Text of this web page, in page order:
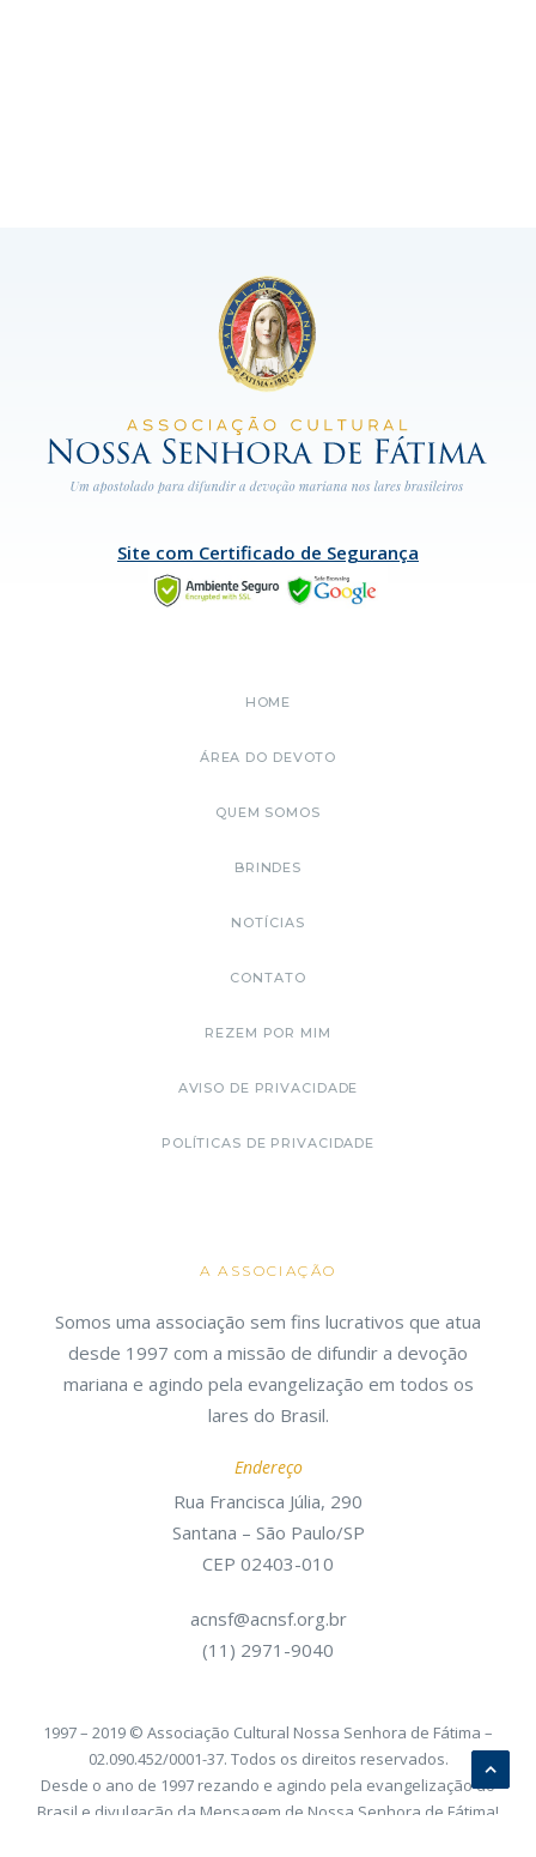
Site com Certificado de Segurança
HOME
ÁREA DO DEVOTO
QUEM SOMOS
BRINDES
NOTÍCIAS
CONTATO
REZEM POR MIM
AVISO DE PRIVACIDADE
POLÍTICAS DE PRIVACIDADE
A ASSOCIAÇÃO
Somos uma associação sem fins lucrativos que atua
desde 1997 com a missão de difundir a devoção
mariana e agindo pela evangelização em todos os
lares do Brasil.
Endereço
Rua Francisca Júlia, 290
Santana – São Paulo/SP
CEP 02403-010
acnsf@acnsf.org.br
(11) 2971-9040
1997 – 2019 © Associação Cultural Nossa Senhora de Fátima –
02.090.452/0001-37. Todos os direitos reservados.
Desde o ano de 1997 rezando e agindo pela evangelização do
Brasil e divulgação da Mensagem de Nossa Senhora de Fátima!